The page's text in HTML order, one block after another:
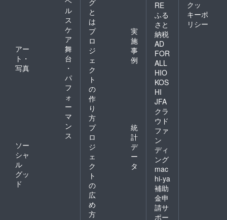
ル
ス
ケ
ア
アー
ト・
写真
舞
台
・
パ
フ
ォ
ー
マ
ン
ス
ソー
シャ
ル
グッ
ド
グ
と
は
プ
ロ
ジ
ェ
ク
ト
の
作
り
方
実
施
事
例
プ
ロ
ジ
ェ
ク
ト
の
広
め
方
統
計
デ
ー
タ
RE
ふる
さと
納税
AD
FOR
ALL
HIO
KOS
HI
JFA
クラ
ウド
ファ
ン
ディ
ング
mac
hi-ya
補助
金申
請サ
ポー
クッ
キーポ
リシー